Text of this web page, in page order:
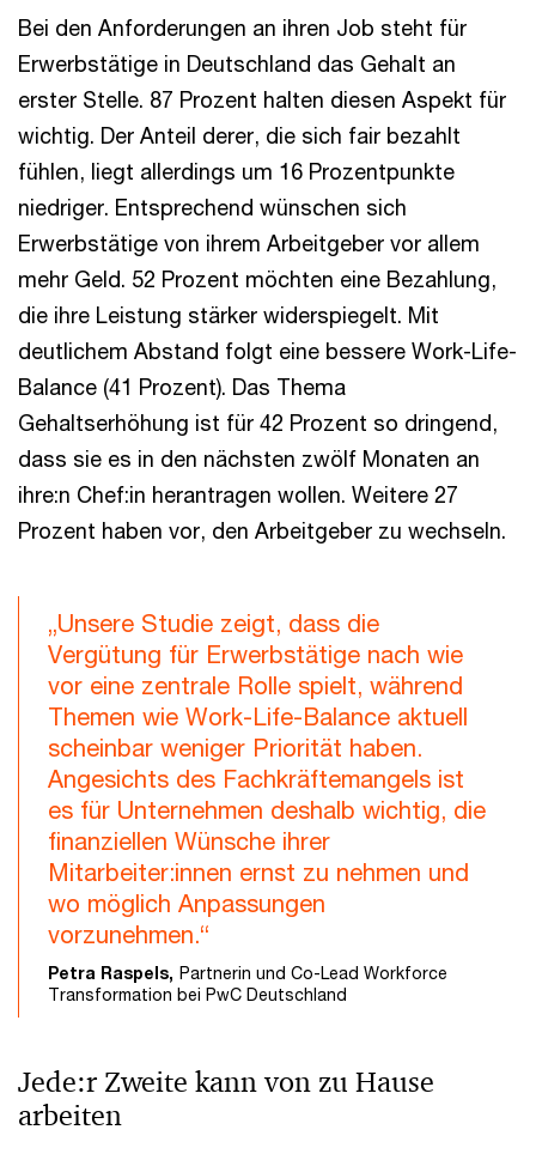
Bei den Anforderungen an ihren Job steht für
Erwerbstätige in Deutschland das Gehalt an
erster Stelle. 87 Prozent halten diesen Aspekt für
wichtig. Der Anteil derer, die sich fair bezahlt
fühlen, liegt allerdings um 16 Prozentpunkte
niedriger. Entsprechend wünschen sich
Erwerbstätige von ihrem Arbeitgeber vor allem
mehr Geld. 52 Prozent möchten eine Bezahlung,
die ihre Leistung stärker widerspiegelt. Mit
deutlichem Abstand folgt eine bessere Work-Life-
Balance (41 Prozent). Das Thema
Gehaltserhöhung ist für 42 Prozent so dringend,
dass sie es in den nächsten zwölf Monaten an
ihre:n Chef:in herantragen wollen. Weitere 27
Prozent haben vor, den Arbeitgeber zu wechseln.
„Unsere Studie zeigt, dass die
Vergütung für Erwerbstätige nach wie
vor eine zentrale Rolle spielt, während
Themen wie Work-Life-Balance aktuell
scheinbar weniger Priorität haben.
Angesichts des Fachkräftemangels ist
es für Unternehmen deshalb wichtig, die
finanziellen Wünsche ihrer
Mitarbeiter:innen ernst zu nehmen und
wo möglich Anpassungen
vorzunehmen.“
Petra Raspels, Partnerin und Co-Lead Workforce
Transformation bei PwC Deutschland
Jede:r Zweite kann von zu Hause
arbeiten